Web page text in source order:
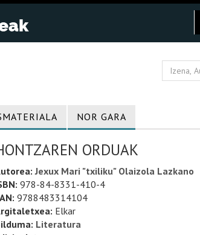
NOR GARA
ORDUAK
Jexux Mari "txiliku" Olaizola Lazkano
978-84-8331-410-4
9788483314104
Elkar
Literatura